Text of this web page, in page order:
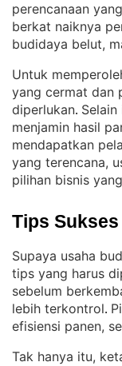
perencanaan
berkat naiknya
budidaya belut,
Untuk
yang cermat dan
diperlukan.
menjamin hasil
mendapatkan
yang terencana,
pilihan bisnis
Tips
Supaya usaha
tips yang harus
sebelum
lebih terkontrol.
efisiensi panen,
Tak hanya itu,